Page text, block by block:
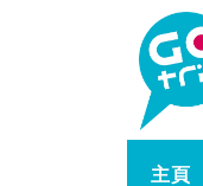
主頁